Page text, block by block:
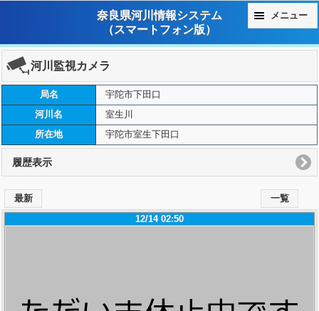
奈良県河川情報システム
（スマートフォン版）
メニュー
河川監視カメラ
局名
宇陀市下田口
河川名
室生川
所在地
宇陀市室生下田口
履歴表示
最新 一覧
12/14 02:50